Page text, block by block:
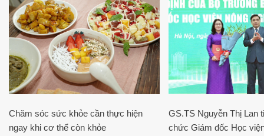
Chăm sóc sức khỏe cần thực hiện
ngay khi cơ thể còn khỏe
GS.TS Nguyễn Thị Lan
chức Giám đốc Học